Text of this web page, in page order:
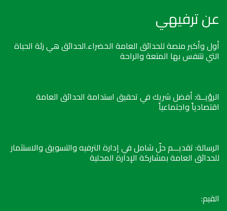
عن ترفيهي
أول وأكبر منصة للحدائق العامة الخضراء.الحدائق هي رئة الحياة
التي نتنفس بها المتعة والراحة
الرؤيــة: أفضل شريك في تحقيق استدامة الحدائق العامة
اقتصادياً واجتماعياً
الرسالة: تقديـــم حلّ شامل في إدارة الترفيه والتسويق والاستثمار
للحدائق العامة بمشاركة الإدارة المحلية
القيم: